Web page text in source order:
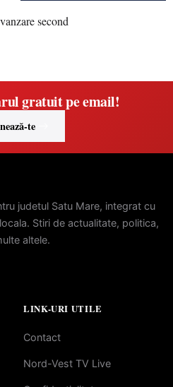
gratuit pe email!
te
judetul Satu Mare, integrat cu
Stiri de actualitate, politica,
altele.
LINK-URI UTILE
Contact
Nord-Vest TV Live